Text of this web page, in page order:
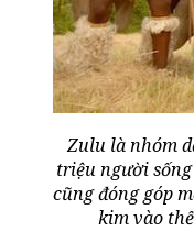
Zulu là nhóm
triệu người
cũng đóng góp
kim vào